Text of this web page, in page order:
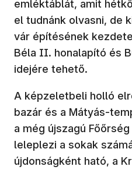
emléktáblát, amit
el tudnánk olvasni, de
vár építésének
Béla II. honalapító és
idejére tehető.
A képzeletbeli holló
bazár és a Mátyás-
a még újszagú
leleplezi a sokak
újdonságként ható, a